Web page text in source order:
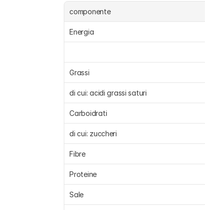
componente
Energia
Grassi
di cui: acidi grassi saturi
Carboidrati
di cui: zuccheri
Fibre
Proteine
Sale